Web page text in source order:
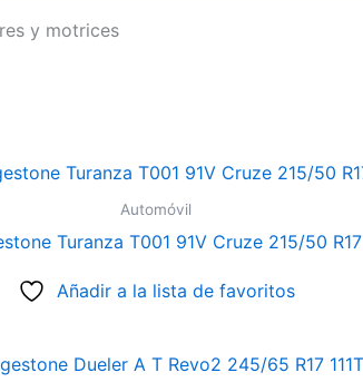
y motrices
Automóvil
Turanza T001 91V Cruze 215/50 R17
Añadir a la lista de favoritos